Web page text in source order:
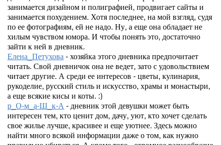
занимается дизайном и полиграфией, продвигает сайты и
занимается похудением. Хотя последнее, на мой взгляд, судя
по ее фотографиям, ей не надо. Ну, а еще она обладает не
хилым чувством юмора. И чтобы понять это, достаточно
зайти к ней в дневник.
Елена_Петухова- хозяйка этого дневника предпочитает
читать. Свой дневничок она не ведет, зато с удовольствием
читает другие. А среди ее интересов - цветы, кулинария,
рукоделие, русский стиль и искусство, храмы и монастыри,
а еще всякие кисы и коты. :)
р_О-м_а-Ш_к-А- дневник этой девушки может быть
интересен тем, кто ценит дом, дачу, уют, кто хочет сделать
свое жилье лучше, красивее и еще уютнее. Здесь можно
найти много всякой информации даже о том, как нужно